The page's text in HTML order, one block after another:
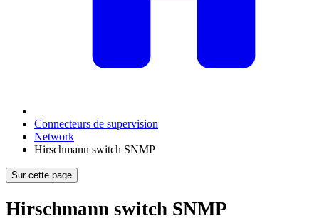
Connecteurs de supervision
Network
Hirschmann switch SNMP
Sur cette page
Hirschmann switch SNMP